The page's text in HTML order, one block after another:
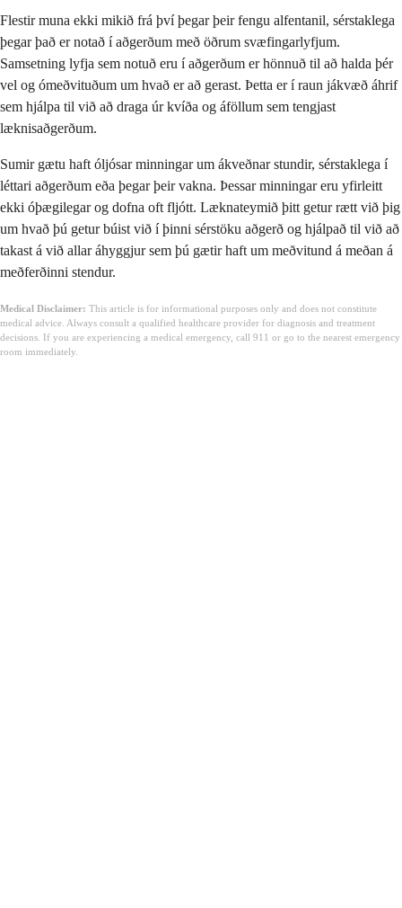
Flestir muna ekki mikið frá því þegar þeir fengu alfentanil, sérstaklega
þegar það er notað í aðgerðum með öðrum svæfingarlyfjum.
Samsetning lyfja sem notuð eru í aðgerðum er hönnuð til að halda þér
vel og ómeðvituðum um hvað er að gerast. Þetta er í raun jákvæð áhrif
sem hjálpa til við að draga úr kvíða og áföllum sem tengjast
læknisaðgerðum.
Sumir gætu haft óljósar minningar um ákveðnar stundir, sérstaklega í
léttari aðgerðum eða þegar þeir vakna. Þessar minningar eru yfirleitt
ekki óþægilegar og dofna oft fljótt. Læknateymið þitt getur rætt við þig
um hvað þú getur búist við í þinni sérstöku aðgerð og hjálpað til við að
takast á við allar áhyggjur sem þú gætir haft um meðvitund á meðan á
meðferðinni stendur.
Medical Disclaimer: This article is for informational purposes only and does not constitute
medical advice. Always consult a qualified healthcare provider for diagnosis and treatment
decisions. If you are experiencing a medical emergency, call 911 or go to the nearest emergency
room immediately.